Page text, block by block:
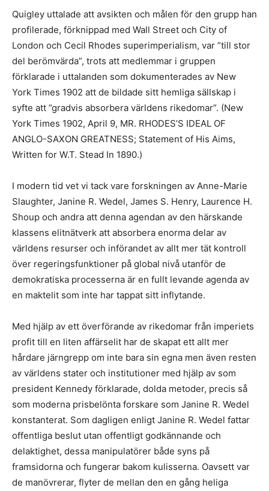
Quigley uttalade att avsikten och målen för den grupp han
profilerade, förknippad med Wall Street och City of
London och Cecil Rhodes superimperialism, var ”till stor
del berömvärda”, trots att medlemmar i gruppen
förklarade i uttalanden som dokumenterades av New
York Times 1902 att de bildade sitt hemliga sällskap i
syfte att ”gradvis absorbera världens rikedomar”. (New
York Times 1902, April 9, MR. RHODES’S IDEAL OF
ANGLO-SAXON GREATNESS; Statement of His Aims,
Written for W.T. Stead In 1890.)
I modern tid vet vi tack vare forskningen av Anne-Marie
Slaughter, Janine R. Wedel, James S. Henry, Laurence H.
Shoup och andra att denna agendan av den härskande
klassens elitnätverk att absorbera enorma delar av
världens resurser och införandet av allt mer tät kontroll
över regeringsfunktioner på global nivå utanför de
demokratiska processerna är en fullt levande agenda av
en maktelit som inte har tappat sitt inflytande.
Med hjälp av ett överförande av rikedomar från imperiets
profit till en liten affärselit har de skapat ett allt mer
hårdare järngrepp om inte bara sin egna men även resten
av världens stater och institutioner med hjälp av som
president Kennedy förklarade, dolda metoder, precis så
som moderna prisbelönta forskare som Janine R. Wedel
konstanterat. Som dagligen enligt Janine R. Wedel fattar
offentliga beslut utan offentligt godkännande och
delaktighet, dessa manipulatörer både syns på
framsidorna och fungerar bakom kulisserna. Oavsett var
de manövrerar, flyter de mellan den en gång heliga